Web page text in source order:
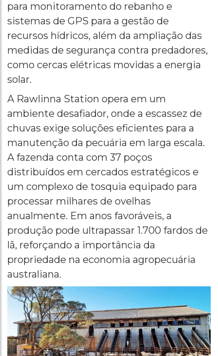
para monitoramento do rebanho e
sistemas de GPS para a gestão de
recursos hídricos, além da ampliação das
medidas de segurança contra predadores,
como cercas elétricas movidas a energia
solar.
A Rawlinna Station opera em um
ambiente desafiador, onde a escassez de
chuvas exige soluções eficientes para a
manutenção da pecuária em larga escala.
A fazenda conta com 37 poços
distribuídos em cercados estratégicos e
um complexo de tosquia equipado para
processar milhares de ovelhas
anualmente. Em anos favoráveis, a
produção pode ultrapassar 1.700 fardos de
lã, reforçando a importância da
propriedade na economia agropecuária
australiana.